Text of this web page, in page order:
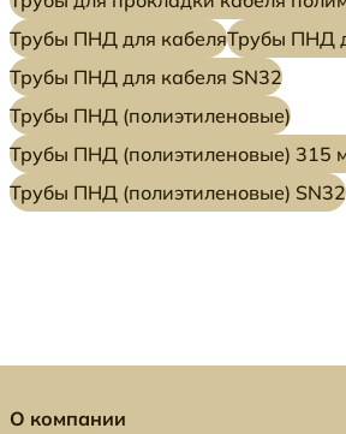
Трубы ПНД для кабеляТрубы ПНД
Трубы ПНД для кабеля SN32
Трубы ПНД (полиэтиленовые)
Трубы ПНД (полиэтиленовые) 315
Трубы ПНД (полиэтиленовые) SN32
О компании